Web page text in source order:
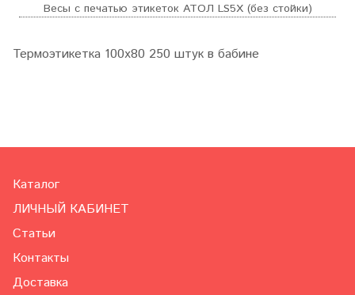
Весы с печатью этикеток АТОЛ LS5X (без стойки)
Термоэтикетка 100х80 250 штук в бабине
Каталог
ЛИЧНЫЙ КАБИНЕТ
Статьи
Контакты
Доставка